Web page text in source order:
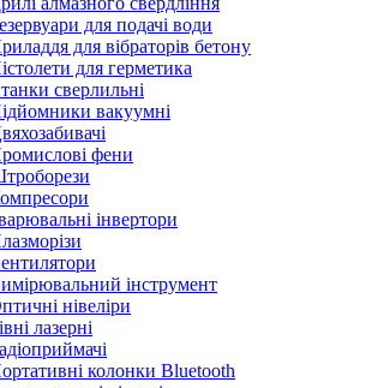
для подачі води
для вібраторів бетону
для герметика
сверлильні
вакуумні
фени
інвертори
інструмент
нівеліри
лазерні
колонки Bluetooth